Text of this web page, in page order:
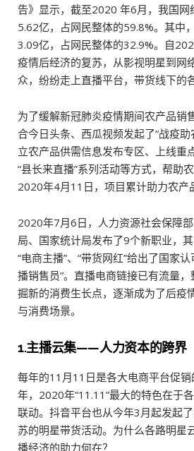
告》显示，截至2020 年6月，我国网
5.62亿，占网民整体的59.8%。其中
3.09亿，占网民整体的32.9%。自
疫情后经济的复苏，从影视明星到网
众，纷纷走上直播平台，带货线下的
为了缓解新冠肺炎疫情期间农产品销
合今日头条、西瓜视频发起了“战疫
立农产品供需信息发布专区、上线重
“县长来直播”系列活动等方式，帮助
2020年4月11日，项目累计助力农产
2020年7月6日，人力资源社会保障
局、国家统计局发布了9个新职业，
“电商主播”、“带货网红”给出了国家
播销售员”。直播电商链接已有流量
掘新的消费生长点，逐渐成为了后疫
与消费场景。
1.主播云集——人力资本的跨界
每年的11月11日是各大电商平台促
年，2020年“11.11”最大的特色在于
联动。抖音平台也从今年3月起发起
苏的明星带货活动。为什么各路明星
播经济的助力何在？